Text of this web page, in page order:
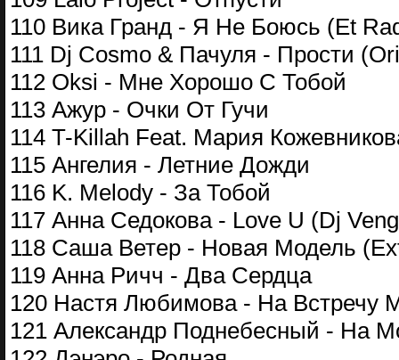
110 Вика Гранд - Я Не Боюсь (Et
111 Dj Cosmo & Пачуля - Прости
112 Oksi - Мне Хорошо C Тобой
113 Ажур - Очки От Гучи
114 T-Killah Feat. Мария
115 Ангелия - Летние Дожди
116 K. Melody - За Тобой
117 Анна Седокова - Love U (Dj
118 Саша Ветер - Новая Модель
119 Анна Ричч - Два Сердца
120 Настя Любимова - На Встречу
121 Александр Поднебесный - На